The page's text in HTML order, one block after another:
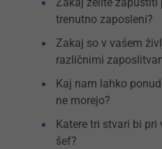
Zakaj želite zapustiti
trenutno zaposleni?
Zakaj so v vašem
različnimi
Kaj nam lahko
ne morejo?
Katere tri stvari bi
šef?